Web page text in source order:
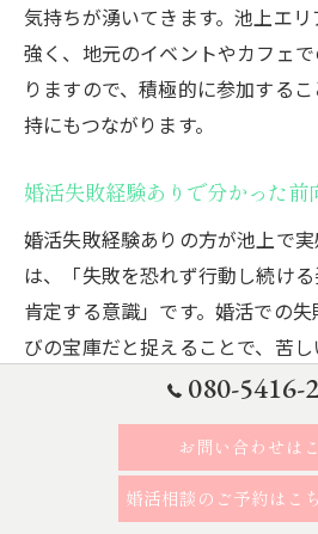
気持ちが湧いてきます。池上エ
強く、地元のイベントやカフェ
りますので、積極的に参加する
持にもつながります。
婚活失敗経験ありで分かった前
婚活失敗経験ありの方が池上で
は、「失敗を恐れず行動し続ける
肯定する意識」です。婚活での
びの宝庫だと捉えることで、苦
なります。例えば、断られた経
力向上につながることも多いです
また、婚活失敗経験ありの方は
ぎないことも重要だと語ります
080-5416-
お問い合わせは
婚活相談のご予約はこ